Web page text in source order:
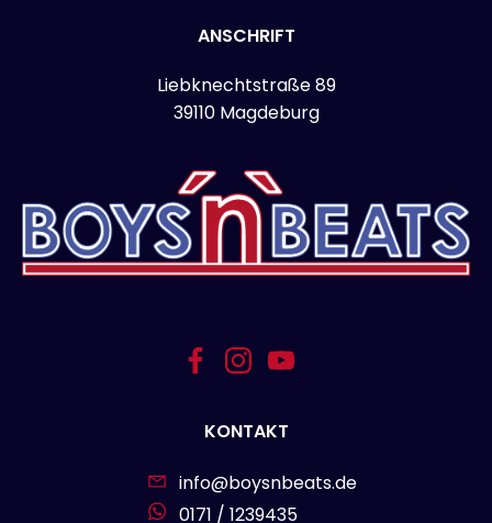
ANSCHRIFT
Liebknechtstraße 89
39110 Magdeburg
KONTAKT
info@boysnbeats.de
0171 / 1239435